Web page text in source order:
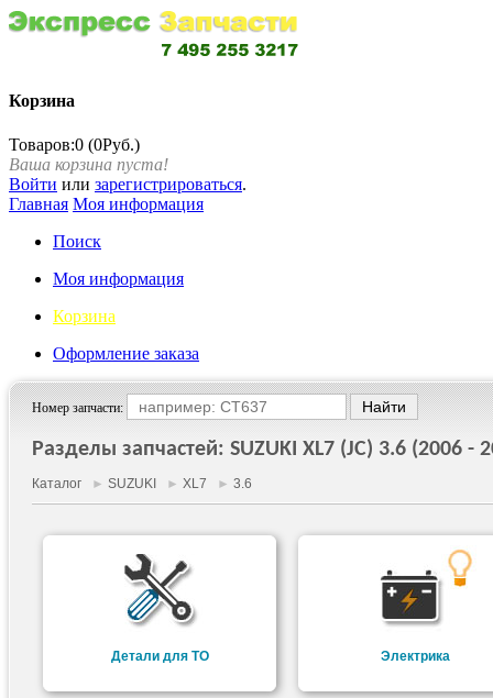
Корзина
Товаров:0 (0Руб.)
Ваша корзина пуста!
Войти или зарегистрироваться.
Главная Моя информация
Поиск
Моя информация
Корзина
Оформление заказа
Номер запчасти:
Разделы запчастей: SUZUKI XL7 (JC) 3.6 (2006 -
Каталог ► SUZUKI ► XL7 ► 3.6
Детали для ТО Электрика